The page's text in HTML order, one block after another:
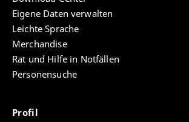
Eigene Daten verwalten
Leichte Sprache
Merchandise
Rat und Hilfe in Notfällen
Personensuche
Profil